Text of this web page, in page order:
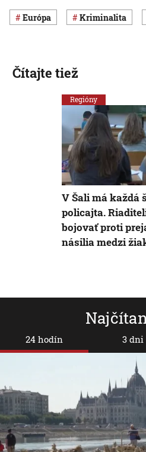
Európa Kriminalita
24 hodín 3 dni
Čítajte tiež
Regióny
V Šali má každá
policajta.
bojovať proti
násilia medzi